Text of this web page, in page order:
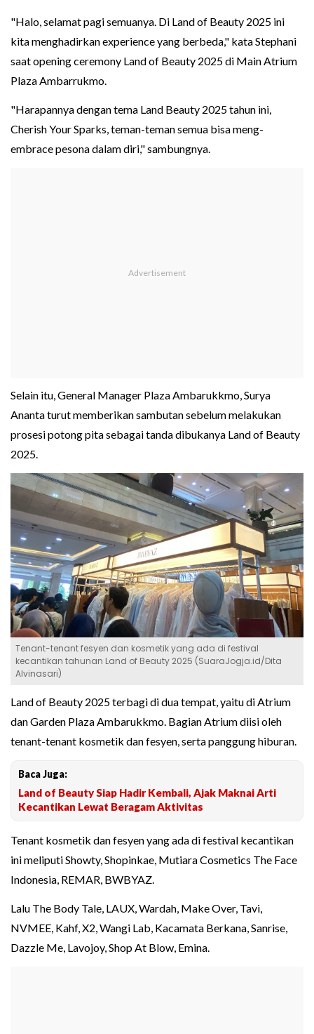
"Halo, selamat pagi semuanya. Di Land of Beauty 2025 ini
kita menghadirkan experience yang berbeda," kata Stephani
saat opening ceremony Land of Beauty 2025 di Main Atrium
Plaza Ambarrukmo.
"Harapannya dengan tema Land Beauty 2025 tahun ini,
Cherish Your Sparks, teman-teman semua bisa meng-
embrace pesona dalam diri," sambungnya.
Selain itu, General Manager Plaza Ambarukkmo, Surya
Ananta turut memberikan sambutan sebelum melakukan
prosesi potong pita sebagai tanda dibukanya Land of Beauty
2025.
Tenant-tenant fesyen dan kosmetik yang ada di festival
kecantikan tahunan Land of Beauty 2025 (SuaraJogja.id/Dita
Alvinasari)
Land of Beauty 2025 terbagi di dua tempat, yaitu di Atrium
dan Garden Plaza Ambarukkmo. Bagian Atrium diisi oleh
tenant-tenant kosmetik dan fesyen, serta panggung hiburan.
Baca Juga:
Land of Beauty Siap Hadir Kembali, Ajak Maknai Arti
Kecantikan Lewat Beragam Aktivitas
Tenant kosmetik dan fesyen yang ada di festival kecantikan
ini meliputi Showty, Shopinkae, Mutiara Cosmetics The Face
Indonesia, REMAR, BWBYAZ.
Lalu The Body Tale, LAUX, Wardah, Make Over, Tavi,
NVMEE, Kahf, X2, Wangi Lab, Kacamata Berkana, Sanrise,
Dazzle Me, Lavojoy, Shop At Blow, Emina.